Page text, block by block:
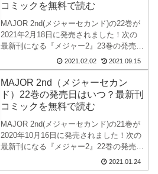
コミックを無料で読む
MAJOR 2nd(メジャーセカンド)の22巻が
2021年2月18日に発売されました！次の
最新刊になる『メジャー2』23巻の発売日
を調べてみました。コミックのレンタル
もおすすめです。見たい単行本だけ借り
る事ができるRenta!へアクセスして...
2021.02.02 2021.09.15
MAJOR 2nd（メジャーセカン
ド）22巻の発売日はいつ？最新刊
コミックを無料で読む
MAJOR 2nd(メジャーセカンド)の21巻が
2020年10月16日に発売されました！次の
最新刊になる『メジャー2』22巻の発売日
を調べてみました。コミックのレンタル
もおすすめです。見たい単行本だけ借り
2021.01.24